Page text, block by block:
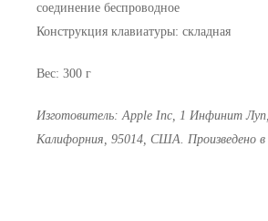
соединение беспроводное
Конструкция клавиатуры: складная
Вес: 300 г
Изготовитель: Apple Inc, 1 Инфинит
Калифорния, 95014, США. Произведено в